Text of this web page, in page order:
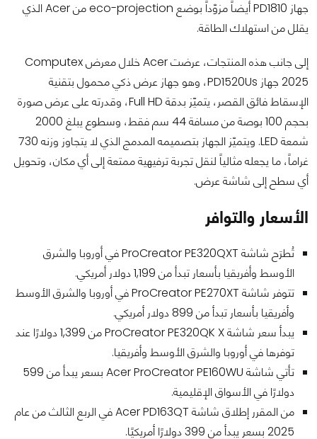
جهاز PD1810 أيضاً مزوّداً بوضع eco-projection من Acer الذي
يقلل من استهلاك الطاقة.
إلى جانب هذه المنتجات، عرضت Acer خلال معرض Computex
2025 جهاز PD1520Us، وهو جهاز عرض ذكي محمول بتقنية
الإسقاط فائق القصر، يتميّز بدقة Full HD، وقدرته على عرض صورة
بحجم 100 بوصة من مسافة 44 سم فقط، وسطوع يبلغ 2000
شمعة LED. ويتميّز الجهاز بتصميمه المدمج الذي لا يتجاوز وزنه 730
غراماً، ما يجعله مثالياً لنقل تجربة ترفيهية ممتعة إلى أي مكان، وتحويل
أي سطح إلى شاشة عرض.
الأسعار والتوافر
تُطرَح شاشة ProCreator PE320QXT في أوروبا والشرق
الأوسط وأفريقيا بأسعار تبدأ من 1,199 دولار أمريكي.
تتوفر شاشة ProCreator PE270XT في أوروبا والشرق الأوسط
وأفريقيا بأسعار تبدأ من 899 دولار أمريكي.
يبدأ سعر شاشة ProCreator PE320QK X من 1,399 دولارًا عند
توفرها في أوروبا والشرق الأوسط وأفريقيا.
تأتي شاشة Acer ProCreator PE160WU بسعر يبدأ من 599
دولارًا في الأسواق الإقليمية.
من المقرر إطلاق شاشة Acer PD163QT في الربع الثالث من عام
2025 بسعر يبدأ من 399 دولارًا أمريكيًا.